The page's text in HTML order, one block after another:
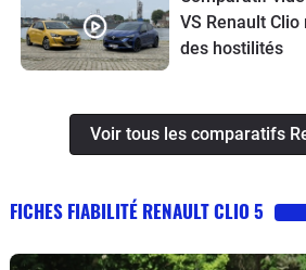
VS Renault
des hostilités
Voir tous les comparatifs
FICHES FIABILITÉ RENAULT CLIO 5